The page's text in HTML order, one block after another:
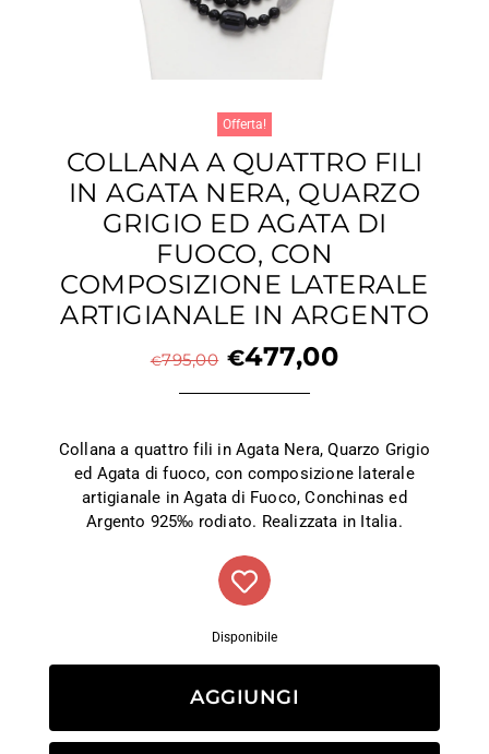
Offerta!
COLLANA A QUATTRO FILI
IN AGATA NERA, QUARZO
GRIGIO ED AGATA DI
FUOCO, CON
COMPOSIZIONE LATERALE
ARTIGIANALE IN ARGENTO
€795,00 €477,00
Collana a quattro fili in Agata Nera, Quarzo Grigio
ed Agata di fuoco, con composizione laterale
artigianale in Agata di Fuoco, Conchinas ed
Argento 925‰ rodiato. Realizzata in Italia.
Disponibile
AGGIUNGI